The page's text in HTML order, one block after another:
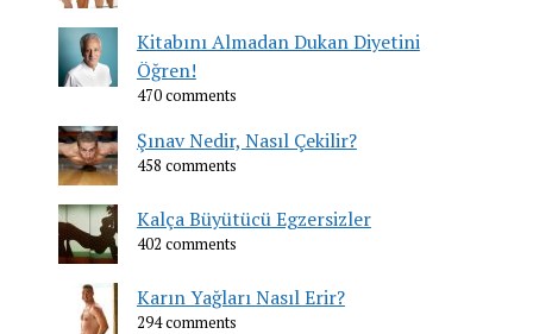
Kitabını Almadan Dukan Diyetini
Öğren!
470 comments
Şınav Nedir, Nasıl Çekilir?
458 comments
Kalça Büyütücü Egzersizler
402 comments
Karın Yağları Nasıl Erir?
294 comments